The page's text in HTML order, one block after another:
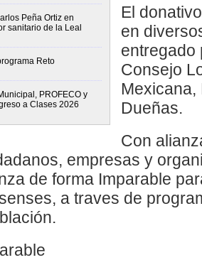
Peña Ortiz en
sanitario de la Leal
Reto
PROFECO y
a Clases 2026
El
en
entregado
Consejo
Dueñas.
Con
empresas y
de forma Imparable
a traves de